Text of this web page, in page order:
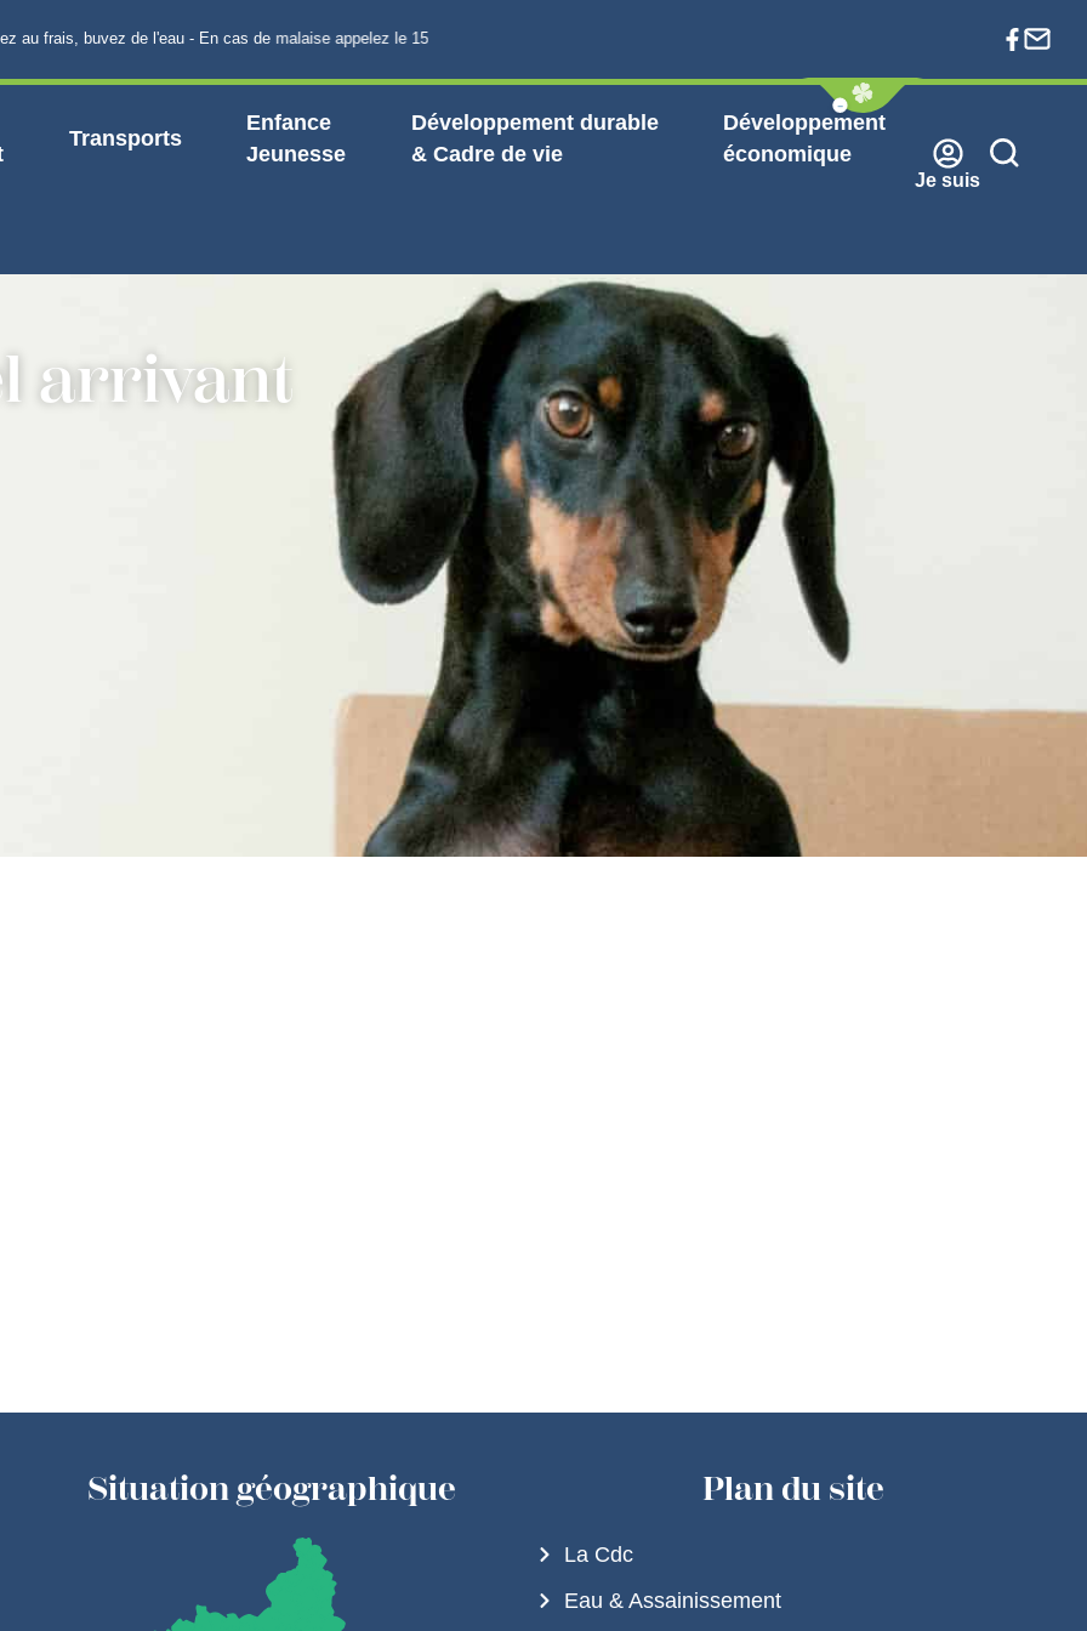
frais, buvez de l'eau - En cas de malaise appelez le 15
Transports
Enfance
Jeunesse
Développement durable
& Cadre de vie
Développement
économique
Je suis
arrivant
Situation géographique Plan du site
La Cdc
Eau & Assainissement